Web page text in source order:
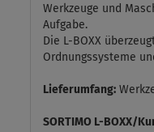
Werkzeuge und
Aufgabe.
Die L-BOXX
Ordnungssysteme
Lieferumfang:
SORTIMO L-BOXX/